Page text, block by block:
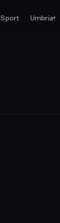
Sport Umbria+